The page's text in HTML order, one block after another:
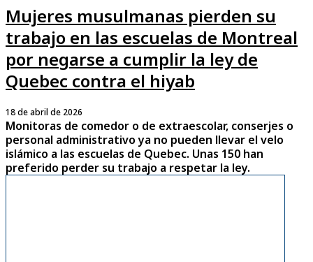
Mujeres musulmanas pierden su
trabajo en las escuelas de Montreal
por negarse a cumplir la ley de
Quebec contra el hiyab
18 de abril de 2026
Monitoras de comedor o de extraescolar, conserjes o
personal administrativo ya no pueden llevar el velo
islámico a las escuelas de Quebec. Unas 150 han
preferido perder su trabajo a respetar la ley.